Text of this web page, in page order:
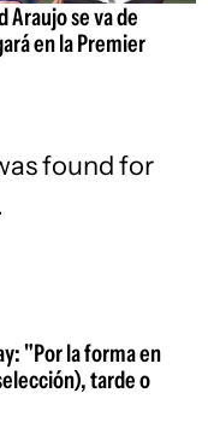
Araujo se va de
en la Premier
found for
"Por la forma en
tarde o